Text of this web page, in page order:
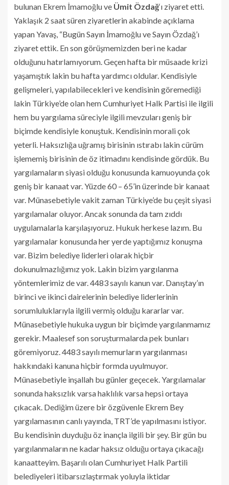
bulunan Ekrem İmamoğlu ve Ümit Özdağ‘ı ziyaret etti.
Yaklaşık 2 saat süren ziyaretlerin akabinde açıklama
yapan Yavaş, “Bugün Sayın İmamoğlu ve Sayın Özdağ’ı
ziyaret ettik. En son görüşmemizden beri ne kadar
olduğunu hatırlamıyorum. Geçen hafta bir müsaade krizi
yaşamıştık lakin bu hafta yardımcı oldular. Kendisiyle
gelişmeleri, yapılabilecekleri ve kendisinin göremediği
lakin Türkiye’de olan hem Cumhuriyet Halk Partisi ile ilgili
hem bu yargılama süreciyle ilgili mevzuları geniş bir
biçimde kendisiyle konuştuk. Kendisinin morali çok
yeterli. Haksızlığa uğramış birisinin ıstırabı lakin cürüm
işlememiş birisinin de öz itimadını kendisinde gördük. Bu
yargılamaların siyasi olduğu konusunda kamuoyunda çok
geniş bir kanaat var. Yüzde 60 – 65’in üzerinde bir kanaat
var. Münasebetiyle vakit zaman Türkiye’de bu çeşit siyasi
yargılamalar oluyor. Ancak sonunda da tam zıddı
uygulamalarla karşılaşıyoruz. Hukuk herkese lazım. Bu
yargılamalar konusunda her yerde yaptığımız konuşma
var. Bizim belediye liderleri olarak hiçbir
dokunulmazlığımız yok. Lakin bizim yargılanma
yöntemlerimiz de var. 4483 sayılı kanun var. Danıştay’ın
birinci ve ikinci dairelerinin belediye liderlerinin
sorumluluklarıyla ilgili vermiş olduğu kararlar var.
Münasebetiyle hukuka uygun bir biçimde yargılanmamız
gerekir. Maalesef son soruşturmalarda pek bunları
göremiyoruz. 4483 sayılı memurların yargılanması
hakkındaki kanuna hiçbir formda uyulmuyor.
Münasebetiyle inşallah bu günler geçecek. Yargılamalar
sonunda haksızlık varsa haklılık varsa hepsi ortaya
çıkacak. Dediğim üzere bir özgüvenle Ekrem Bey
yargılamasının canlı yayında, TRT’de yapılmasını istiyor.
Bu kendisinin duyduğu öz inançla ilgili bir şey. Bir gün bu
yargılanmaların ne kadar haksız olduğu ortaya çıkacağı
kanaatteyim. Başarılı olan Cumhuriyet Halk Partili
belediyeleri itibarsızlaştırmak yoluyla iktidar